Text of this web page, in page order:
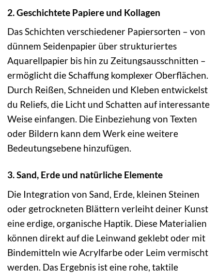
2. Geschichtete Papiere und Kollagen
Das Schichten verschiedener Papiersorten – von
dünnem Seidenpapier über strukturiertes
Aquarellpapier bis hin zu Zeitungsausschnitten –
ermöglicht die Schaffung komplexer Oberflächen.
Durch Reißen, Schneiden und Kleben entwickelst
du Reliefs, die Licht und Schatten auf interessante
Weise einfangen. Die Einbeziehung von Texten
oder Bildern kann dem Werk eine weitere
Bedeutungsebene hinzufügen.
3. Sand, Erde und natürliche Elemente
Die Integration von Sand, Erde, kleinen Steinen
oder getrockneten Blättern verleiht deiner Kunst
eine erdige, organische Haptik. Diese Materialien
können direkt auf die Leinwand geklebt oder mit
Bindemitteln wie Acrylfarbe oder Leim vermischt
werden. Das Ergebnis ist eine rohe, taktile